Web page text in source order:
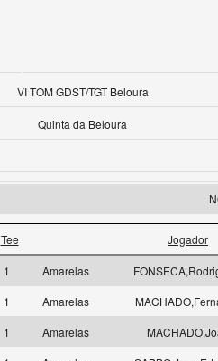
VI TOM GDST/TGT Beloura
Quinta da Beloura
Tee Jogador
1 Amarelas
1 Amarelas
1 Amarelas